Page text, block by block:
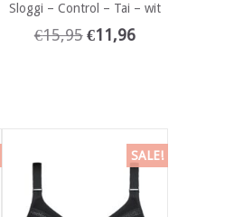
Sloggi – Control – Tai – wit
€15,95 €11,96
SALE!